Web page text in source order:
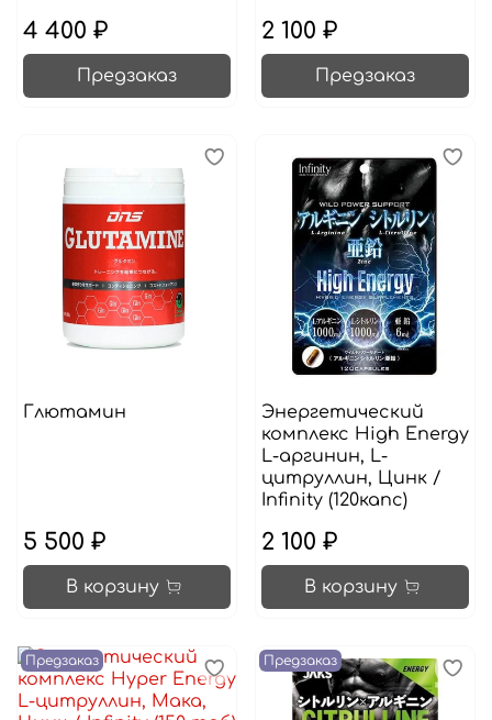
4 400 ₽
Предзаказ
2 100 ₽
Предзаказ
Глютамин
5 500 ₽
В корзину
Энергетический
комплекс High Energy
L-аргинин, L-
цитруллин, Цинк /
Infinity (120капс)
2 100 ₽
В корзину
Предзаказ Предзаказ